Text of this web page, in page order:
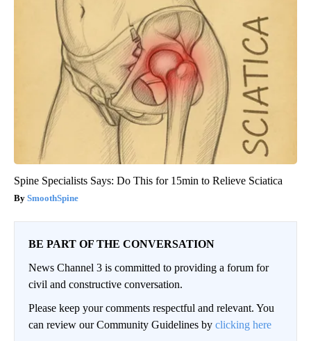
Spine Specialists Says: Do This for 15min to Relieve Sciatica
SmoothSpine
BE PART OF THE CONVERSATION
News Channel 3 is committed to providing a forum for
civil and constructive conversation.
Please keep your comments respectful and relevant. You
can review our Community Guidelines by clicking here